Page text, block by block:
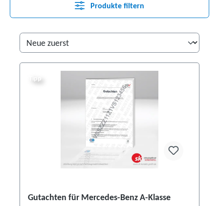
Produkte filtern
Tipp
Gutachten für Mercedes-Benz A-Klasse